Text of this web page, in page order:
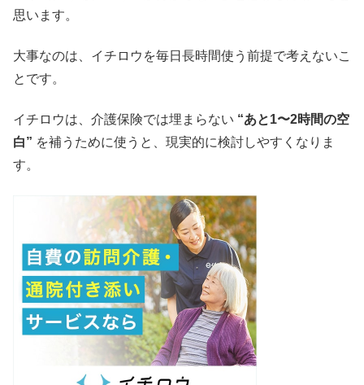
思います。
大事なのは、イチロウを毎日長時間使う前提で考えないこ
とです。
イチロウは、介護保険では埋まらない “あと1〜2時間の空
白” を補うために使うと、現実的に検討しやすくなりま
す。